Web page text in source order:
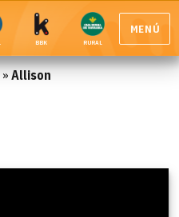
BBK RURAL
MENÚ
»Allison